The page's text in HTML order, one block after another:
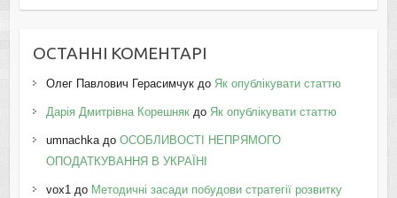
ОСТАННІ КОМЕНТАРІ
Олег Павлович Герасимчукдо Як опублікувати статтю
Дарія Дмитрівна Корешнякдо Як опублікувати статтю
umnachkaдо ОСОБЛИВОСТІ НЕПРЯМОГО
ОПОДАТКУВАННЯ В УКРАЇНІ
vox1до Методичні засади побудови стратегії розвитку